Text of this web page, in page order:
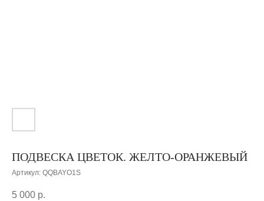
ПОДВЕСКА ЦВЕТОК. ЖЕЛТО-ОРАНЖЕВЫЙ
Артикул: QQBAYO1S
5 000 р.